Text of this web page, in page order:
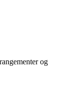
og